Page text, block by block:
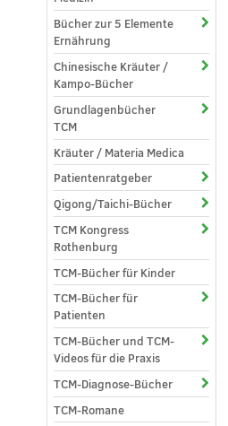
Bücher zur 5 Elemente
Ernährung
Chinesische Kräuter /
Kampo-Bücher
Grundlagenbücher
TCM
Kräuter / Materia Medica
Patientenratgeber
Qigong/Taichi-Bücher
TCM Kongress
Rothenburg
TCM-Bücher für Kinder
TCM-Bücher für
Patienten
TCM-Bücher und TCM-
Videos für die Praxis
TCM-Diagnose-Bücher
TCM-Romane